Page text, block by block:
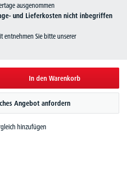
ausgenommen
und Lieferkosten nicht inbegriffen
entnehmen Sie bitte unserer
In den Warenkorb
Angebot anfordern
hinzufügen